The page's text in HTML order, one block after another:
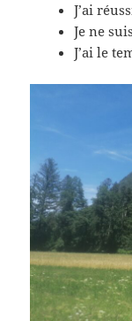
J’ai
Je ne
J’ai le